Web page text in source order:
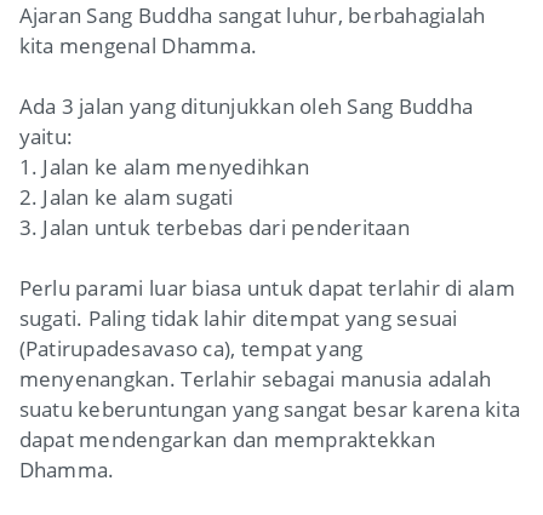
Ajaran Sang Buddha sangat luhur, berbahagialah
kita mengenal Dhamma.
Ada 3 jalan yang ditunjukkan oleh Sang Buddha
yaitu:
1. Jalan ke alam menyedihkan
2. Jalan ke alam sugati
3. Jalan untuk terbebas dari penderitaan
Perlu parami luar biasa untuk dapat terlahir di alam
sugati. Paling tidak lahir ditempat yang sesuai
(Patirupadesavaso ca), tempat yang
menyenangkan. Terlahir sebagai manusia adalah
suatu keberuntungan yang sangat besar karena kita
dapat mendengarkan dan mempraktekkan
Dhamma.